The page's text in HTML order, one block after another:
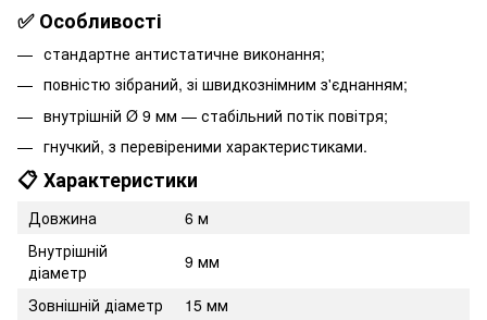
✅ Особливості
стандартне антистатичне виконання;
повністю зібраний, зі швидкознімним з'єднанням;
внутрішній Ø 9 мм — стабільний потік повітря;
гнучкий, з перевіреними характеристиками.
📋 Характеристики
Довжина
6 м
Внутрішній
діаметр
9 мм
Зовнішній діаметр
15 мм